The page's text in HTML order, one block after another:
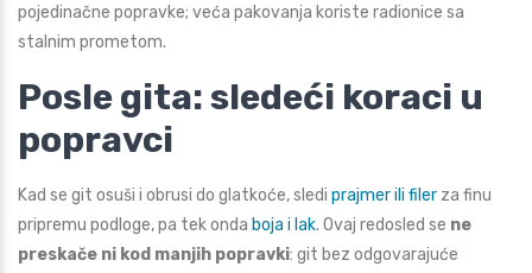
pojedinačne popravke; veća pakovanja koriste radionice sa
stalnim prometom.
Posle gita: sledeći koraci u
popravci
Kad se git osuši i obrusi do glatkoće, sledi prajmer ili filer za finu
pripremu podloge, pa tek onda boja i lak. Ovaj redosled se ne
preskače ni kod manjih popravki: git bez odgovarajuće